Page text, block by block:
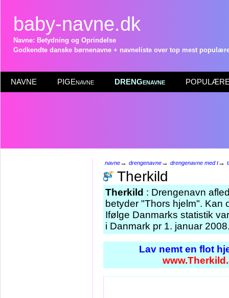
baby-navne.dk
Navne: Betydning og Oprindelse
Godkendte danske børnenavne + navneliste over top mest
NAVNE PIGEnavne DRENGenavne POPULÆRE
navne→ drengenavne→ drengenavne med t→
Therkild
Therkild : Drengenavn
betyder "Thors hjelm". Kan
Ifølge Danmarks statistik
i Danmark pr 1. januar
Lav nemt en flot